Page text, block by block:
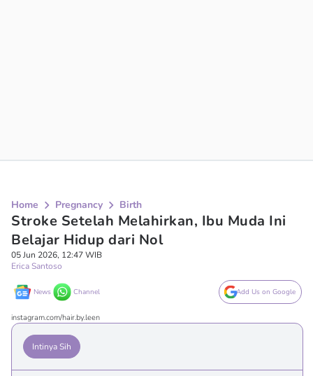
Home Pregnancy Birth
Stroke Setelah Melahirkan, Ibu Muda Ini
Belajar Hidup dari Nol
05 Jun 2026, 12:47 WIB
Erica Santoso
News Channel Add Us on Google
instagram.com/hair.by.leen
Intinya Sih